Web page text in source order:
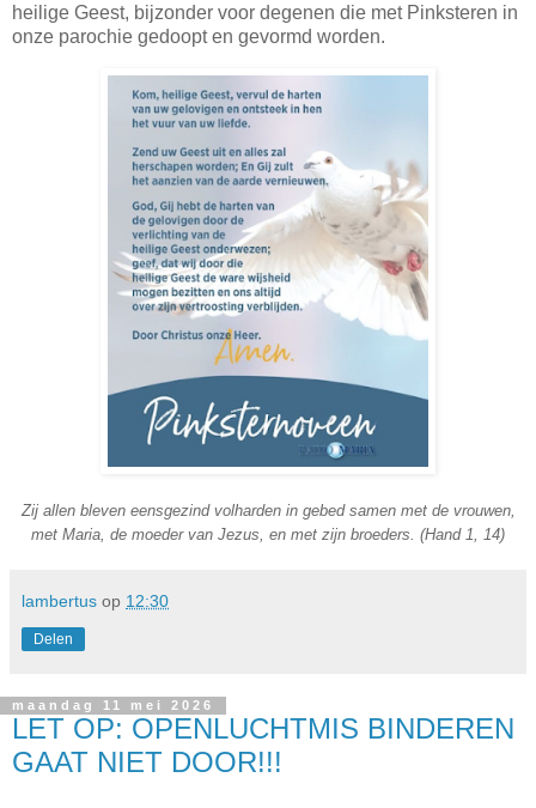
heilige Geest, bijzonder voor degenen die met Pinksteren in
onze parochie gedoopt en gevormd worden.
Zij allen bleven eensgezind volharden in gebed samen met de vrouwen,
met Maria, de moeder van Jezus, en met zijn broeders. (Hand 1, 14)
lambertus op 12:30
Delen
maandag 11 mei 2026
LET OP: OPENLUCHTMIS BINDEREN
GAAT NIET DOOR!!!